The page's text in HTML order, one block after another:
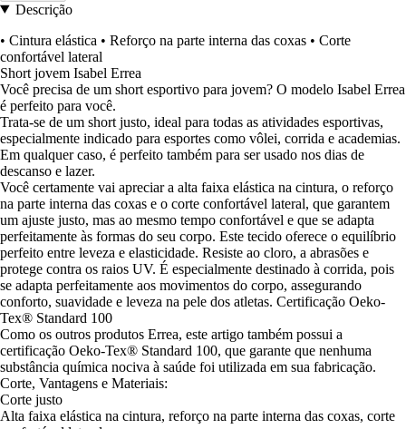
Descrição
• Cintura elástica • Reforço na parte interna das coxas • Corte
confortável lateral
Short jovem Isabel Errea
Você precisa de um short esportivo para jovem? O modelo Isabel Errea
é perfeito para você.
Trata-se de um short justo, ideal para todas as atividades esportivas,
especialmente indicado para esportes como vôlei, corrida e academias.
Em qualquer caso, é perfeito também para ser usado nos dias de
descanso e lazer.
Você certamente vai apreciar a alta faixa elástica na cintura, o reforço
na parte interna das coxas e o corte confortável lateral, que garantem
um ajuste justo, mas ao mesmo tempo confortável e que se adapta
perfeitamente às formas do seu corpo. Este tecido oferece o equilíbrio
perfeito entre leveza e elasticidade. Resiste ao cloro, a abrasões e
protege contra os raios UV. É especialmente destinado à corrida, pois
se adapta perfeitamente aos movimentos do corpo, assegurando
conforto, suavidade e leveza na pele dos atletas. Certificação Oeko-
Tex® Standard 100
Como os outros produtos Errea, este artigo também possui a
certificação Oeko-Tex® Standard 100, que garante que nenhuma
substância química nociva à saúde foi utilizada em sua fabricação.
Corte, Vantagens e Materiais:
Corte justo
Alta faixa elástica na cintura, reforço na parte interna das coxas, corte